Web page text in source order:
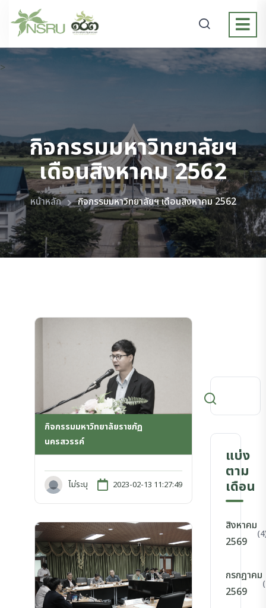
>
กิจกรรมมหาวิทยาลัยฯ
เดือนสิงหาคม 2562
หน้าหลัก กิจกรรมมหาวิทยาลัยฯ เดือนสิงหาคม 2562
กิจกรรมมหาวิทยาลัยราชภัฏ
นครสวรรค์
ไม่ระบุ 2023-02-13 11:27:49
แบ่ง
ตาม
เดือน
สิงหาคม
2569
กรกฎาคม
2569